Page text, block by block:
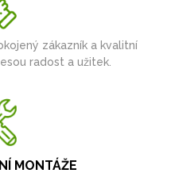
zákazník a kvalitní
radost a užitek.
MONTÁŽE